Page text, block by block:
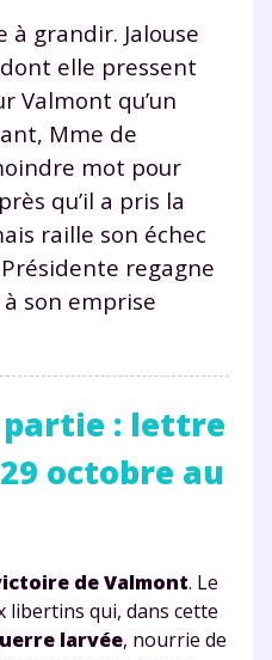
grandir. Jalouse
elle pressent
Valmont qu’un
Mme de
mot pour
qu’il a pris la
raille son échec
regagne
son emprise
: lettre
octobre au
de Valmont. Le
libertins qui, dans cette
larvée, nourrie de
à cette adresse e-mail. En
à ce que vos
traitées par SEJER, sous
SEJER puisse vous donner
pendant 24h. Pour en
données personnelles et
consulter notre
les actualités et des
la part de
Vous pourrez vous
travers le lien de
chaque newsletter. Pour
vos droits, vous pouvez